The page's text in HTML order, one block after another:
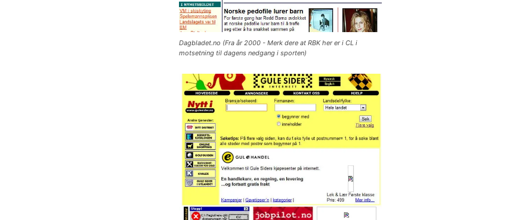
Dagbladet.no (Fra år 2000 - Merk dere at RBK her er i CL i
motsetning til dagens nedgang i sporten)